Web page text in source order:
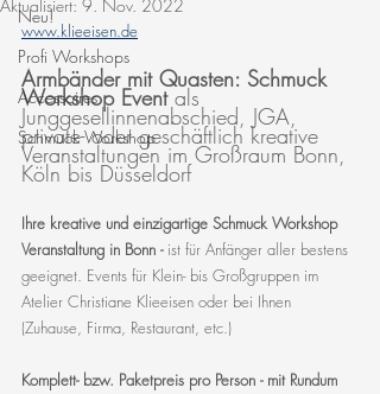
Neu!
Profi Workshops
Accessoires
Schmuck Workshop
Aktualisiert: 9. Nov. 2022
www.klieeisen.de
Armbänder mit Quasten: Schmuck
Workshop Event als
Junggesellinnenabschied, JGA,
private- oder geschäftlich kreative
Veranstaltungen im Großraum Bonn,
Köln bis Düsseldorf
Ihre kreative und einzigartige Schmuck Workshop
Veranstaltung in Bonn - ist für Anfänger aller bestens
geeignet. Events für Klein- bis Großgruppen im
Atelier Christiane Klieeisen oder bei Ihnen
(Zuhause, Firma, Restaurant, etc.)
Komplett- bzw. Paketpreis pro Person - mit Rundum